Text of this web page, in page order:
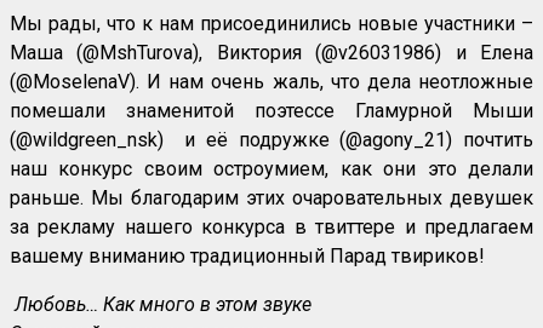
Мы рады, что к нам присоединились новые участники –
Маша (@MshTurova), Виктория (@v26031986) и Елена
(@MoselenaV). И нам очень жаль, что дела неотложные
помешали знаменитой поэтессе Гламурной Мыши
(@wildgreen_nsk)
и её подружке (@agony _21) почтить
наш конкурс своим остроумием, как они это делали
раньше. Мы благодарим этих очаровательных девушек
за рекламу нашего конкурса в твиттере и предлагаем
вашему вниманию традиционный Парад твириков!
Любовь… Как много в этом звуке